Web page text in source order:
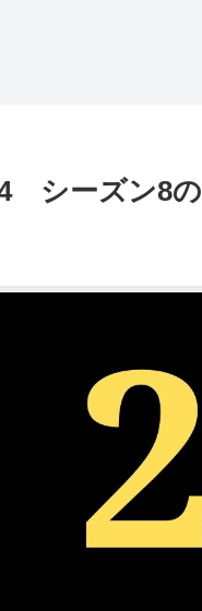
シーズン8